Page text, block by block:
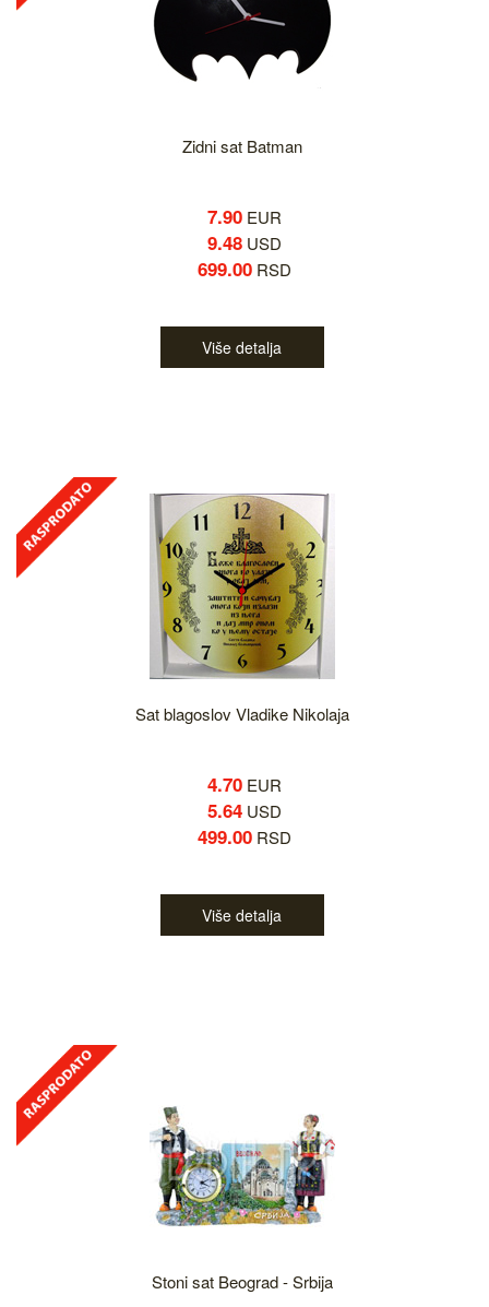
Zidni sat Batman
7.90 EUR
9.48 USD
699.00 RSD
Više detalja
Sat blagoslov Vladike Nikolaja
4.70 EUR
5.64 USD
499.00 RSD
Više detalja
Stoni sat Beograd - Srbija